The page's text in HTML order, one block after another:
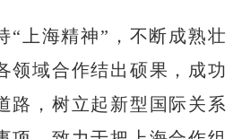
“上海精神”，不断成熟壮
领域合作结出硕果，成功
路，树立起新型国际关系